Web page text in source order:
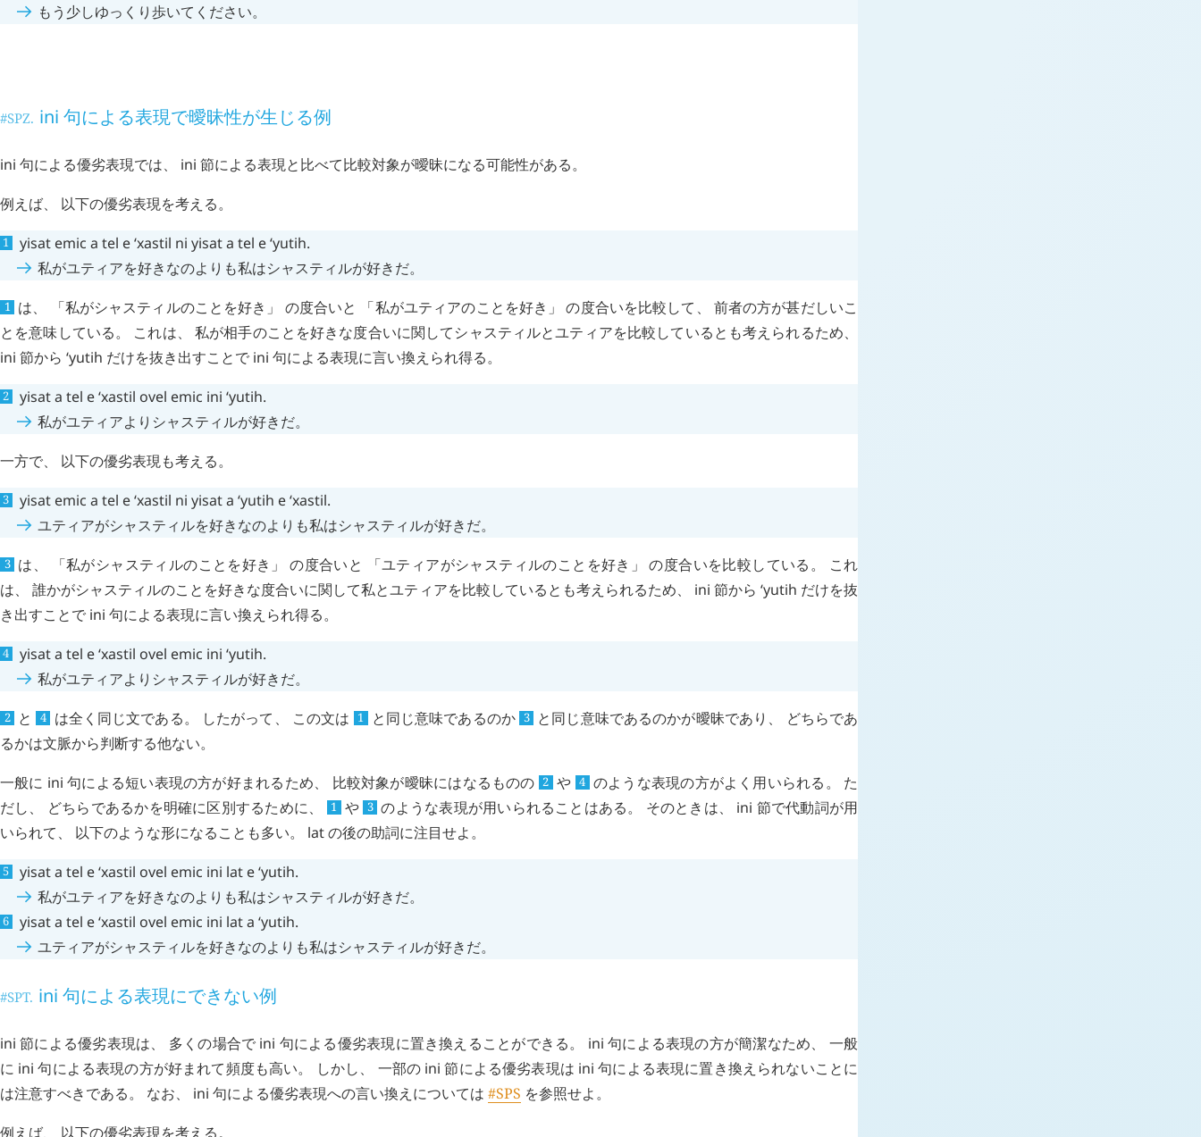
もう少しゆっくり歩いてください。
#SPZ. ini 句による表現で曖昧性が生じる例
ini 句による優劣表現では、 ini 節による表現と比べて比較対象が曖昧になる可能性がある。
例えば、 以下の優劣表現を考える。
yisat emic a tel eʻxastil ni yisata tel eʻyutih.
私がユティアを好きなのよりも私はシャスティルが好きだ。
1 は、 「私がシャスティルのことを好き」 の度合いと 「私がユティアのことを好き」 の度合いを比較して、 前者の方が甚だしいこ
とを意味している。 これは、 私が相手のことを好きな度合いに関してシャスティルとユティアを比較しているとも考えられるため、
ini 節から ʻyutih だけを抜き出すことで ini 句による表現に言い換えられ得る。
yisata tel eʻxastil ovel emic ini ʻyutih.
私がユティアよりシャスティルが好きだ。
一方で、 以下の優劣表現も考える。
yisat emic a tel eʻxastil ni yisata ʻyutih eʻxastil.
ユティアがシャスティルを好きなのよりも私はシャスティルが好きだ。
3 は、 「私がシャスティルのことを好き」 の度合いと 「ユティアがシャスティルのことを好き」 の度合いを比較している。 これ
は、 誰かがシャスティルのことを好きな度合いに関して私とユティアを比較しているとも考えられるため、 ini 節から ʻyutih だけを抜
き出すことで ini 句による表現に言い換えられ得る。
yisata tel eʻxastil ovel emic ini ʻyutih.
私がユティアよりシャスティルが好きだ。
2 と 4 は全く同じ文である。 したがって、 この文は 1 と同じ意味であるのか 3 と同じ意味であるのかが曖昧であり、 どちらであ
るかは文脈から判断する他ない。
一般に ini 句による短い表現の方が好まれるため、 比較対象が曖昧にはなるものの 2 や 4 のような表現の方がよく用いられる。 た
だし、 どちらであるかを明確に区別するために、
1 や 3 のような表現が用いられることはある。 そのときは、 ini 節で代動詞が用
いられて、 以下のような形になることも多い。 latの後の助詞に注目せよ。
yisata tel eʻxastil ovel emic ini lat eʻyutih.
私がユティアを好きなのよりも私はシャスティルが好きだ。
yisata tel eʻxastil ovel emic ini lata ʻyutih.
ユティアがシャスティルを好きなのよりも私はシャスティルが好きだ。
#SPT. ini 句による表現にできない例
ini 節による優劣表現は、 多くの場合で ini 句による優劣表現に置き換えることができる。 ini 句による表現の方が簡潔なため、 一般
に ini 句による表現の方が好まれて頻度も高い。 しかし、 一部の ini 節による優劣表現は ini 句による表現に置き換えられないことに
は注意すべきである。 なお、 ini 句による優劣表現への言い換えについては #SPS を参照せよ。
例えば、 以下の優劣表現を考える。